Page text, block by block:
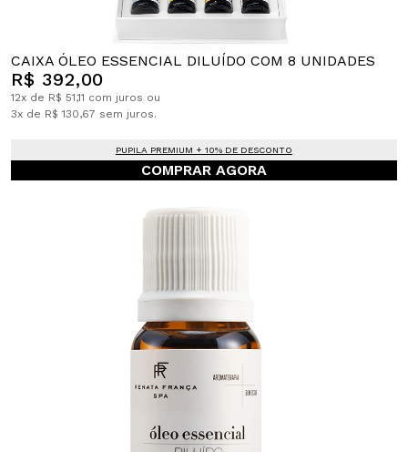
CAIXA ÓLEO ESSENCIAL DILUÍDO COM 8 UNIDADES
R$ 392,00
12x de R$ 51,11 com juros ou
3x de R$ 130,67 sem juros.
PUPILA PREMIUM + 10% DE DESCONTO
COMPRAR AGORA